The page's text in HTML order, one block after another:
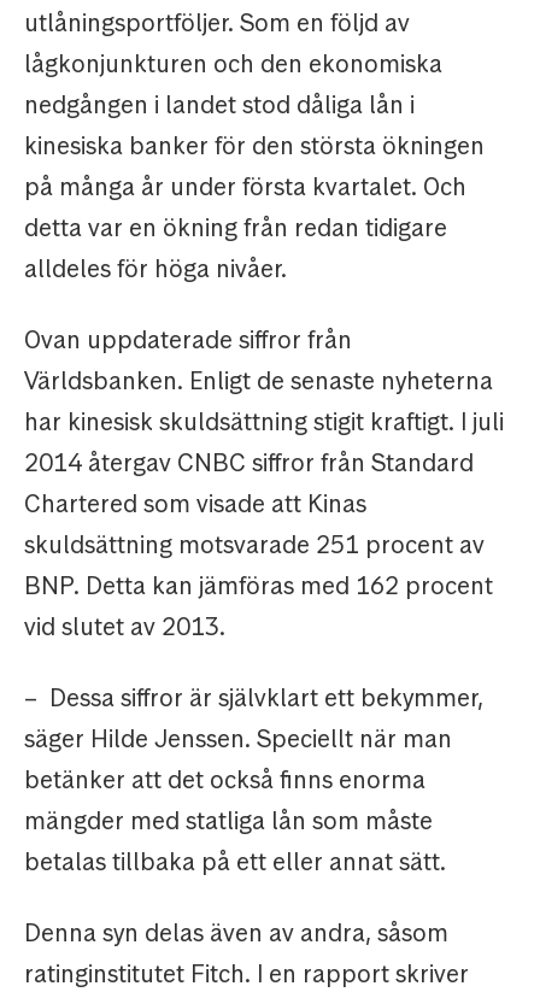
utlåningsportföljer. Som en följd av
lågkonjunkturen och den ekonomiska
nedgången i landet stod dåliga lån i
kinesiska banker för den största ökningen
på många år under första kvartalet. Och
detta var en ökning från redan tidigare
alldeles för höga nivåer.
Ovan uppdaterade siffror från
Världsbanken. Enligt de senaste nyheterna
har kinesisk skuldsättning stigit kraftigt. I juli
2014 återgav CNBC siffror från Standard
Chartered som visade att Kinas
skuldsättning motsvarade 251 procent av
BNP. Detta kan jämföras med 162 procent
vid slutet av 2013.
– Dessa siffror är självklart ett bekymmer,
säger Hilde Jenssen. Speciellt när man
betänker att det också finns enorma
mängder med statliga lån som måste
betalas tillbaka på ett eller annat sätt.
Denna syn delas även av andra, såsom
ratinginstitutet Fitch. I en rapport skriver